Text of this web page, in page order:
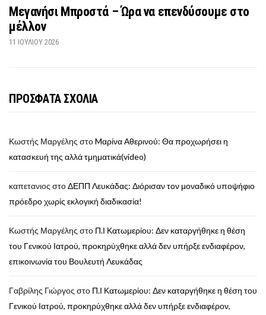
Μεγανήσι Μπροστά – Ώρα να επενδύσουμε στο
μέλλον
11 ΙΟΥΛΊΟΥ 2026
ΠΡΟΣΦΑΤΑ ΣΧΟΛΙΑ
Κωστής Μαργέλης στοMαρίνα Αθερινού: Θα προχωρήσει η
κατασκευή της αλλά τμηματικά(video)
καπετανιος στοΔΕΠΠ Λευκάδας: Διόρισαν τον μοναδικό υποψήφιο
πρόεδρο χωρίς εκλογική διαδικασία!
Κωστής Μαργέλης στο Π.Ι Κατωμερίου: Δεν καταργήθηκε η θέση
του Γενικού Ιατρού, προκηρύχθηκε αλλά δεν υπήρξε ενδιαφέρον,
επικοινωνία του Βουλευτή Λευκάδας
Γαβρίλης Γιώργος στο Π.Ι Κατωμερίου: Δεν καταργήθηκε η θέση του
Γενικού Ιατρού, προκηρύχθηκε αλλά δεν υπήρξε ενδιαφέρον,